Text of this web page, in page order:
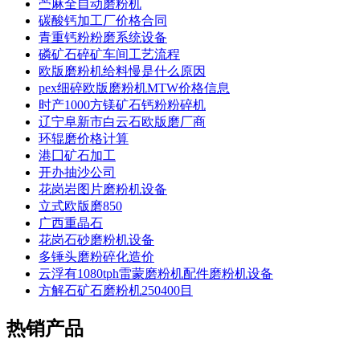
苎麻全自动磨粉机
碳酸钙加工厂价格合同
青重钙粉粉磨系统设备
磷矿石碎矿车间工艺流程
欧版磨粉机给料慢是什么原因
pex细碎欧版磨粉机MTW价格信息
时产1000方镁矿石钙粉粉碎机
辽宁阜新市白云石欧版磨厂商
环辊磨价格计算
港囗矿石加工
开办抽沙公司
花岗岩图片磨粉机设备
立式欧版磨850
广西重晶石
花岗石砂磨粉机设备
多锤头磨粉碎化造价
云浮有1080tph雷蒙磨粉机配件磨粉机设备
方解石矿石磨粉机250400目
热销产品